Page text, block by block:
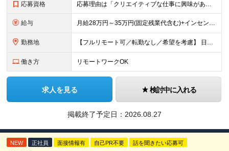
応募資格 応募理由は「クリエイティブな仕事に興味がある」でOK！ #学歴不問 #未経験OK ★1つでも当てはまれば、マッチング率高め★ □ SNSやYouTubeに興味がある方 □ アイデアを考えることが好き
給与 月給28万円～35万円(固定残業代含む)+インセンティブ＋各種手当 ※経験・能力等を考慮の上、決定します。 ※残業はほとんどありませんが、発生した場合は時間外手当を100％支給します。 【固定残業
勤務地 【フルリモート可／転勤なし／希望を考慮】 日本47都道府県、どこでも就業可能！ （東京・神奈川・埼玉・千葉・北海道・宮城・愛知・大阪・福岡・新潟など 各拠点近郊のプロジェクト先） 【Point】
働き方 リモートワークOK
求人を見る 検討中に入れる
掲載終了予定日： 2026.08.27
NEW 正社員 面接情報有 自己PR不要 話を聞きたい応募可